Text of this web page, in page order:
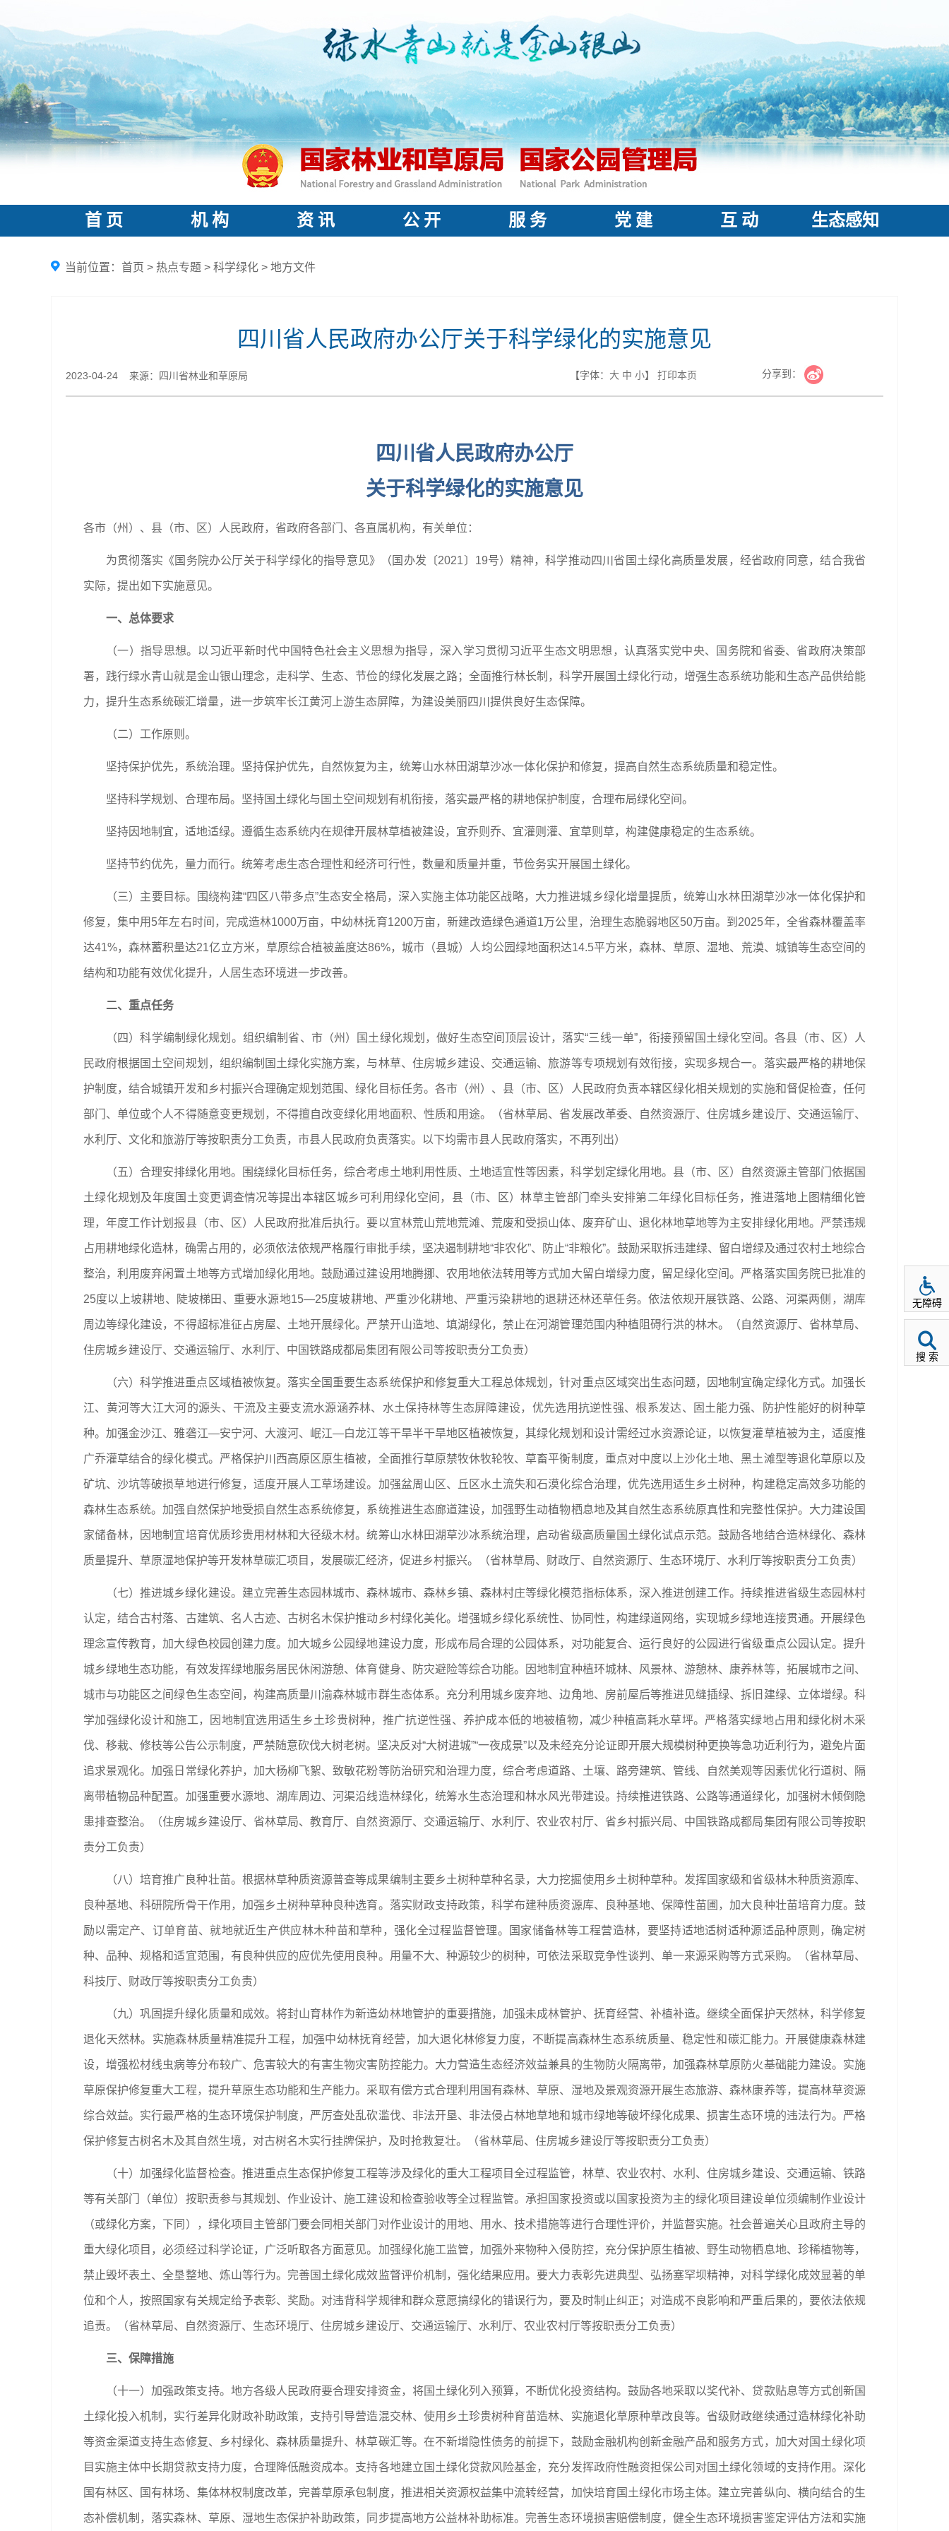
首 页 机 构 资 讯 公 开 服 务 党 建 互 动 生态感知
当前位置： 首页 > 热点专题 > 科学绿化 > 地方文件
四川省人民政府办公厅关于科学绿化的实施意见
2023-04-24 来源：四川省林业和草原局 【字体： 大 中 小】 打印本页 分享到：
四川省人民政府办公厅
关于科学绿化的实施意见
各市（州）、县（市、区）人民政府，省政府各部门、各直属机构，有关单位：
为贯彻落实《国务院办公厅关于科学绿化的指导意见》（国办发〔2021〕19号）精神，科学推动四川省国土绿化高质量发展，经省政府同意，结合我省
实际，提出如下实施意见。
一、总体要求
（一）指导思想。以习近平新时代中国特色社会主义思想为指导，深入学习贯彻习近平生态文明思想，认真落实党中央、国务院和省委、省政府决策部
署，践行绿水青山就是金山银山理念，走科学、生态、节俭的绿化发展之路；全面推行林长制，科学开展国土绿化行动，增强生态系统功能和生态产品供给能
力，提升生态系统碳汇增量，进一步筑牢长江黄河上游生态屏障，为建设美丽四川提供良好生态保障。
（二）工作原则。
坚持保护优先，系统治理。坚持保护优先，自然恢复为主，统筹山水林田湖草沙冰一体化保护和修复，提高自然生态系统质量和稳定性。
坚持科学规划、合理布局。坚持国土绿化与国土空间规划有机衔接，落实最严格的耕地保护制度，合理布局绿化空间。
坚持因地制宜，适地适绿。遵循生态系统内在规律开展林草植被建设，宜乔则乔、宜灌则灌、宜草则草，构建健康稳定的生态系统。
坚持节约优先，量力而行。统筹考虑生态合理性和经济可行性，数量和质量并重，节俭务实开展国土绿化。
（三）主要目标。围绕构建“四区八带多点”生态安全格局，深入实施主体功能区战略，大力推进城乡绿化增量提质，统筹山水林田湖草沙冰一体化保护和
修复，集中用5年左右时间，完成造林1000万亩，中幼林抚育1200万亩，新建改造绿色通道1万公里，治理生态脆弱地区50万亩。到2025年，全省森林覆盖率
达41%，森林蓄积量达21亿立方米，草原综合植被盖度达86%，城市（县城）人均公园绿地面积达14.5平方米，森林、草原、湿地、荒漠、城镇等生态空间的
结构和功能有效优化提升，人居生态环境进一步改善。
二、重点任务
（四）科学编制绿化规划。组织编制省、市（州）国土绿化规划，做好生态空间顶层设计，落实“三线一单”，衔接预留国土绿化空间。各县（市、区）人
民政府根据国土空间规划，组织编制国土绿化实施方案，与林草、住房城乡建设、交通运输、旅游等专项规划有效衔接，实现多规合一。落实最严格的耕地保
护制度，结合城镇开发和乡村振兴合理确定规划范围、绿化目标任务。各市（州）、县（市、区）人民政府负责本辖区绿化相关规划的实施和督促检查，任何
部门、单位或个人不得随意变更规划，不得擅自改变绿化用地面积、性质和用途。（省林草局、省发展改革委、自然资源厅、住房城乡建设厅、交通运输厅、
水利厅、文化和旅游厅等按职责分工负责，市县人民政府负责落实。以下均需市县人民政府落实，不再列出）
（五）合理安排绿化用地。围绕绿化目标任务，综合考虑土地利用性质、土地适宜性等因素，科学划定绿化用地。县（市、区）自然资源主管部门依据国
土绿化规划及年度国土变更调查情况等提出本辖区城乡可利用绿化空间，县（市、区）林草主管部门牵头安排第二年绿化目标任务，推进落地上图精细化管
理，年度工作计划报县（市、区）人民政府批准后执行。要以宜林荒山荒地荒滩、荒废和受损山体、废弃矿山、退化林地草地等为主安排绿化用地。严禁违规
占用耕地绿化造林，确需占用的，必须依法依规严格履行审批手续，坚决遏制耕地“非农化”、防止“非粮化”。鼓励采取拆违建绿、留白增绿及通过农村土地综合
整治，利用废弃闲置土地等方式增加绿化用地。鼓励通过建设用地腾挪、农用地依法转用等方式加大留白增绿力度，留足绿化空间。严格落实国务院已批准的
25度以上坡耕地、陡坡梯田、重要水源地15—25度坡耕地、严重沙化耕地、严重污染耕地的退耕还林还草任务。依法依规开展铁路、公路、河渠两侧，湖库
周边等绿化建设，不得超标准征占房屋、土地开展绿化。严禁开山造地、填湖绿化，禁止在河湖管理范围内种植阻碍行洪的林木。（自然资源厅、省林草局、
住房城乡建设厅、交通运输厅、水利厅、中国铁路成都局集团有限公司等按职责分工负责）
（六）科学推进重点区域植被恢复。落实全国重要生态系统保护和修复重大工程总体规划，针对重点区域突出生态问题，因地制宜确定绿化方式。加强长
江、黄河等大江大河的源头、干流及主要支流水源涵养林、水土保持林等生态屏障建设，优先选用抗逆性强、根系发达、固土能力强、防护性能好的树种草
种。加强金沙江、雅砻江—安宁河、大渡河、岷江—白龙江等干旱半干旱地区植被恢复，其绿化规划和设计需经过水资源论证，以恢复灌草植被为主，适度推
广乔灌草结合的绿化模式。严格保护川西高原区原生植被，全面推行草原禁牧休牧轮牧、草畜平衡制度，重点对中度以上沙化土地、黑土滩型等退化草原以及
矿坑、沙坑等破损草地进行修复，适度开展人工草场建设。加强盆周山区、丘区水土流失和石漠化综合治理，优先选用适生乡土树种，构建稳定高效多功能的
森林生态系统。加强自然保护地受损自然生态系统修复，系统推进生态廊道建设，加强野生动植物栖息地及其自然生态系统原真性和完整性保护。大力建设国
家储备林，因地制宜培育优质珍贵用材林和大径级木材。统筹山水林田湖草沙冰系统治理，启动省级高质量国土绿化试点示范。鼓励各地结合造林绿化、森林
质量提升、草原湿地保护等开发林草碳汇项目，发展碳汇经济，促进乡村振兴。（省林草局、财政厅、自然资源厅、生态环境厅、水利厅等按职责分工负责）
（七）推进城乡绿化建设。建立完善生态园林城市、森林城市、森林乡镇、森林村庄等绿化模范指标体系，深入推进创建工作。持续推进省级生态园林村
认定，结合古村落、古建筑、名人古迹、古树名木保护推动乡村绿化美化。增强城乡绿化系统性、协同性，构建绿道网络，实现城乡绿地连接贯通。开展绿色
理念宣传教育，加大绿色校园创建力度。加大城乡公园绿地建设力度，形成布局合理的公园体系，对功能复合、运行良好的公园进行省级重点公园认定。提升
城乡绿地生态功能，有效发挥绿地服务居民休闲游憩、体育健身、防灾避险等综合功能。因地制宜种植环城林、风景林、游憩林、康养林等，拓展城市之间、
城市与功能区之间绿色生态空间，构建高质量川渝森林城市群生态体系。充分利用城乡废弃地、边角地、房前屋后等推进见缝插绿、拆旧建绿、立体增绿。科
学加强绿化设计和施工，因地制宜选用适生乡土珍贵树种，推广抗逆性强、养护成本低的地被植物，减少种植高耗水草坪。严格落实绿地占用和绿化树木采
伐、移栽、修枝等公告公示制度，严禁随意砍伐大树老树。坚决反对“大树进城”“一夜成景”以及未经充分论证即开展大规模树种更换等急功近利行为，避免片面
追求景观化。加强日常绿化养护，加大杨柳飞絮、致敏花粉等防治研究和治理力度，综合考虑道路、土壤、路旁建筑、管线、自然美观等因素优化行道树、隔
离带植物品种配置。加强重要水源地、湖库周边、河渠沿线造林绿化，统筹水生态治理和林水风光带建设。持续推进铁路、公路等通道绿化，加强树木倾倒隐
患排查整治。（住房城乡建设厅、省林草局、教育厅、自然资源厅、交通运输厅、水利厅、农业农村厅、省乡村振兴局、中国铁路成都局集团有限公司等按职
责分工负责）
（八）培育推广良种壮苗。根据林草种质资源普查等成果编制主要乡土树种草种名录，大力挖掘使用乡土树种草种。发挥国家级和省级林木种质资源库、
良种基地、科研院所骨干作用，加强乡土树种草种良种选育。落实财政支持政策，科学布建种质资源库、良种基地、保障性苗圃，加大良种壮苗培育力度。鼓
励以需定产、订单育苗、就地就近生产供应林木种苗和草种，强化全过程监督管理。国家储备林等工程营造林，要坚持适地适树适种源适品种原则，确定树
种、品种、规格和适宜范围，有良种供应的应优先使用良种。用量不大、种源较少的树种，可依法采取竞争性谈判、单一来源采购等方式采购。（省林草局、
科技厅、财政厅等按职责分工负责）
（九）巩固提升绿化质量和成效。将封山育林作为新造幼林地管护的重要措施，加强未成林管护、抚育经营、补植补造。继续全面保护天然林，科学修复
退化天然林。实施森林质量精准提升工程，加强中幼林抚育经营，加大退化林修复力度，不断提高森林生态系统质量、稳定性和碳汇能力。开展健康森林建
设，增强松材线虫病等分布较广、危害较大的有害生物灾害防控能力。大力营造生态经济效益兼具的生物防火隔离带，加强森林草原防火基础能力建设。实施
草原保护修复重大工程，提升草原生态功能和生产能力。采取有偿方式合理利用国有森林、草原、湿地及景观资源开展生态旅游、森林康养等，提高林草资源
综合效益。实行最严格的生态环境保护制度，严厉查处乱砍滥伐、非法开垦、非法侵占林地草地和城市绿地等破坏绿化成果、损害生态环境的违法行为。严格
保护修复古树名木及其自然生境，对古树名木实行挂牌保护，及时抢救复壮。（省林草局、住房城乡建设厅等按职责分工负责）
（十）加强绿化监督检查。推进重点生态保护修复工程等涉及绿化的重大工程项目全过程监管，林草、农业农村、水利、住房城乡建设、交通运输、铁路
等有关部门（单位）按职责参与其规划、作业设计、施工建设和检查验收等全过程监管。承担国家投资或以国家投资为主的绿化项目建设单位须编制作业设计
（或绿化方案，下同），绿化项目主管部门要会同相关部门对作业设计的用地、用水、技术措施等进行合理性评价，并监督实施。社会普遍关心且政府主导的
重大绿化项目，必须经过科学论证，广泛听取各方面意见。加强绿化施工监管，加强外来物种入侵防控，充分保护原生植被、野生动物栖息地、珍稀植物等，
禁止毁坏表土、全垦整地、炼山等行为。完善国土绿化成效监督评价机制，强化结果应用。要大力表彰先进典型、弘扬塞罕坝精神，对科学绿化成效显著的单
位和个人，按照国家有关规定给予表彰、奖励。对违背科学规律和群众意愿搞绿化的错误行为，要及时制止纠正；对造成不良影响和严重后果的，要依法依规
追责。（省林草局、自然资源厅、生态环境厅、住房城乡建设厅、交通运输厅、水利厅、农业农村厅等按职责分工负责）
三、保障措施
（十一）加强政策支持。地方各级人民政府要合理安排资金，将国土绿化列入预算，不断优化投资结构。鼓励各地采取以奖代补、贷款贴息等方式创新国
土绿化投入机制，实行差异化财政补助政策，支持引导营造混交林、使用乡土珍贵树种育苗造林、实施退化草原种草改良等。省级财政继续通过造林绿化补助
等资金渠道支持生态修复、乡村绿化、森林质量提升、林草碳汇等。在不新增隐性债务的前提下，鼓励金融机构创新金融产品和服务方式，加大对国土绿化项
目实施主体中长期贷款支持力度，合理降低融资成本。支持各地建立国土绿化贷款风险基金，充分发挥政府性融资担保公司对国土绿化领域的支持作用。深化
国有林区、国有林场、集体林权制度改革，完善草原承包制度，推进相关资源权益集中流转经营，加快培育国土绿化市场主体。建立完善纵向、横向结合的生
态补偿机制，落实森林、草原、湿地生态保护补助政策，同步提高地方公益林补助标准。完善生态环境损害赔偿制度，健全生态环境损害鉴定评估方法和实施
无障碍
搜 索